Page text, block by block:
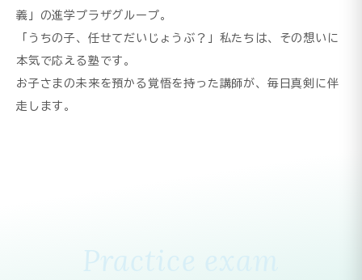
義」の進学プラザグループ。
「うちの子、任せてだいじょうぶ？」私たちは、その想いに
本気で応える塾です。
お子さまの未来を預かる覚悟を持った講師が、毎日真剣に伴
走します。
Practice exam